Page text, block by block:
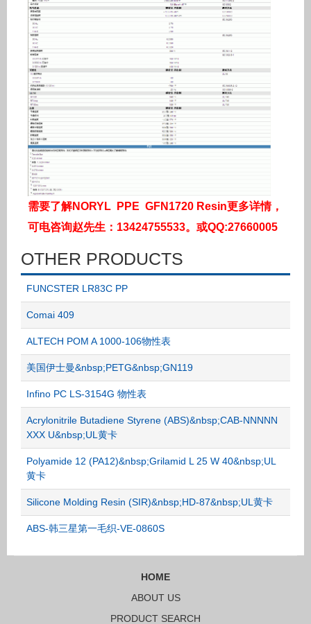
需要了解NORYL PPE GFN1720 Resin更多详情，
可电咨询赵先生：13424755533。或QQ:27660005
OTHER PRODUCTS
FUNCSTER LR83C PP
Comai 409
ALTECH POM A 1000-106物性表
美国伊士曼&nbsp;PETG&nbsp;GN119
Infino PC LS-3154G 物性表
Acrylonitrile Butadiene Styrene (ABS)&nbsp;CAB-NNNNN
XXX U&nbsp;UL黄卡
Polyamide 12 (PA12)&nbsp;Grilamid L 25 W 40&nbsp;UL
黄卡
Silicone Molding Resin (SIR)&nbsp;HD-87&nbsp;UL黄卡
ABS-韩三星第一毛织-VE-0860S
HOME
ABOUT US
PRODUCT SEARCH